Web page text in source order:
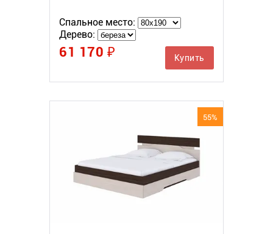
Спальное место:
Дерево:
61 170 ₽ Купить
55%